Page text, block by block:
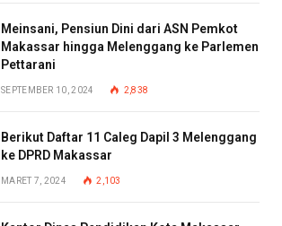
Meinsani, Pensiun Dini dari ASN Pemkot
Makassar hingga Melenggang ke Parlemen
Pettarani
SEPTEMBER 10, 2024 2,838
Berikut Daftar 11 Caleg Dapil 3 Melenggang
ke DPRD Makassar
MARET 7, 2024 2,103